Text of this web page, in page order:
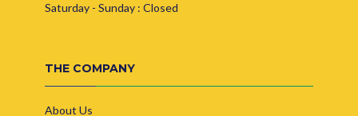
Saturday - Sunday : Closed
THE COMPANY
About Us